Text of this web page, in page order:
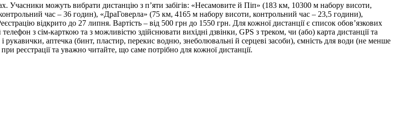
Учасники можуть вибрати дистанцію з п’яти забігів: «Несамовите й Піп» (183 км, 10300 м набору висоти,
час – 36 годин), «ДраГоверла» (75 км, 4165 м набору висоти, контрольний час – 23,5 години),
відкрито до 27 липня. Вартість – від 500 грн до 1550 грн. Для кожної дистанції є список обов’язкових
з сім-карткою та з можливістю здійснювати вихідні дзвінки, GPS з треком, чи (або) карта дистанції та
рукавички, аптечка (бинт, пластир, перекис водню, знеболювальні й серцеві засоби), ємність для води (не менше
реєстрації та уважно читайте, що саме потрібно для кожної дистанції.